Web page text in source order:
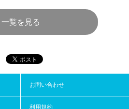
一覧を見る
お問い合わせ
利用規約